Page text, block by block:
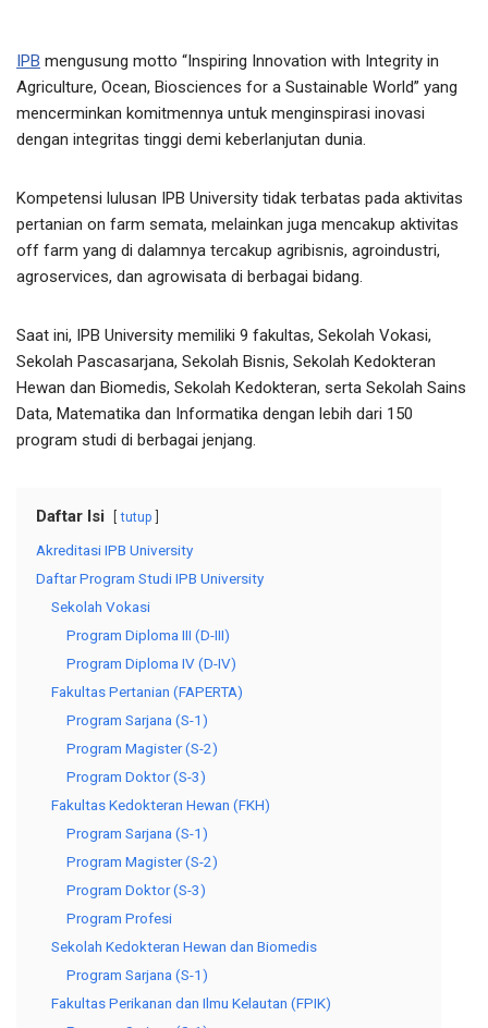
IPB mengusung motto “Inspiring Innovation with Integrity in
Agriculture, Ocean, Biosciences for a Sustainable World” yang
mencerminkan komitmennya untuk menginspirasi inovasi
dengan integritas tinggi demi keberlanjutan dunia.
Kompetensi lulusan IPB University tidak terbatas pada aktivitas
pertanian on farm semata, melainkan juga mencakup aktivitas
off farm yang di dalamnya tercakup agribisnis, agroindustri,
agroservices, dan agrowisata di berbagai bidang.
Saat ini, IPB University memiliki 9 fakultas, Sekolah Vokasi,
Sekolah Pascasarjana, Sekolah Bisnis, Sekolah Kedokteran
Hewan dan Biomedis, Sekolah Kedokteran, serta Sekolah Sains
Data, Matematika dan Informatika dengan lebih dari 150
program studi di berbagai jenjang.
Daftar Isi tutup
Akreditasi IPB University
Daftar Program Studi IPB University
Sekolah Vokasi
Program Diploma III (D-III)
Program Diploma IV (D-IV)
Fakultas Pertanian (FAPERTA)
Program Sarjana (S-1)
Program Magister (S-2)
Program Doktor (S-3)
Fakultas Kedokteran Hewan (FKH)
Program Sarjana (S-1)
Program Magister (S-2)
Program Doktor (S-3)
Program Profesi
Sekolah Kedokteran Hewan dan Biomedis
Program Sarjana (S-1)
Fakultas Perikanan dan Ilmu Kelautan (FPIK)